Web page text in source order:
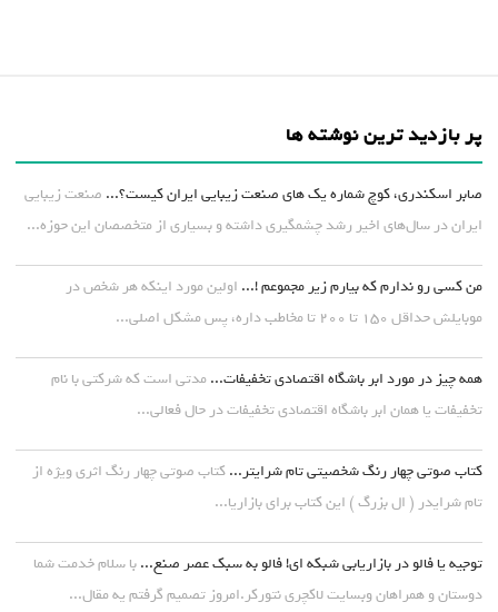
پر بازدید ترین نوشته ها
صابر اسکندری، کوچ شماره یک های صنعت زیبایی ایران کیست؟... صنعت زیبایی
ایران در سال‌های اخیر رشد چشمگیری داشته و بسیاری از متخصصان این حوزه...
من کسی رو ندارم که بیارم زیر مجموعم !... اولین مورد اینکه هر شخص در
موبایلش حداقل ۱۵۰ تا ۲۰۰ تا مخاطب داره، پس مشکل اصلی...
همه چیز در مورد ابر باشگاه اقتصادی تخفیفات... مدتی است که شرکتی با نام
تخفیفات یا همان ابر باشگاه اقتصادی تخفیفات در حال فعالی...
کتاب صوتی چهار رنگ شخصیتی تام شرایتر... کتاب صوتی چهار رنگ اثری ویژه از
تام شرایدر ( ال بزرگ ) این کتاب برای بازاریا...
توجیه یا فالو در بازاریابی شبکه ای! فالو به سبک عصر صنع... با سلام خدمت شما
دوستان و همراهان وبسایت لاکچری نتورکر.امروز تصمیم گرفتم یه مقال...